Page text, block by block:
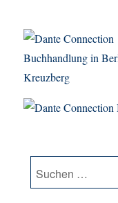
Dante
Suche
nach: